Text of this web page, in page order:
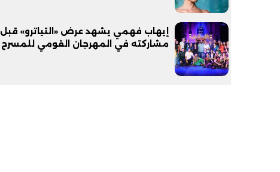
إيهاب فهمي يشهد عرض «التياترو» قبل
مشاركته في المهرجان القومي للمسرح